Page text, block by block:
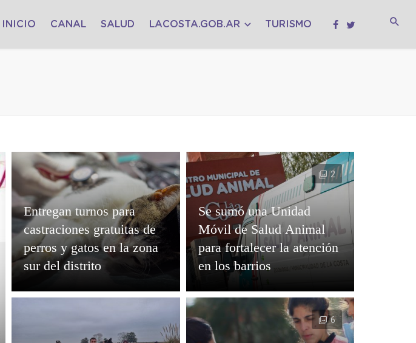
INICIO CANAL SALUD LACOSTA.GOB.AR TURISMO
Entregan turnos para
castraciones gratuitas de
perros y gatos en la zona
sur del distrito
Se sumó una Unidad
Móvil de Salud Animal
para fortalecer la atención
en los barrios
2
6